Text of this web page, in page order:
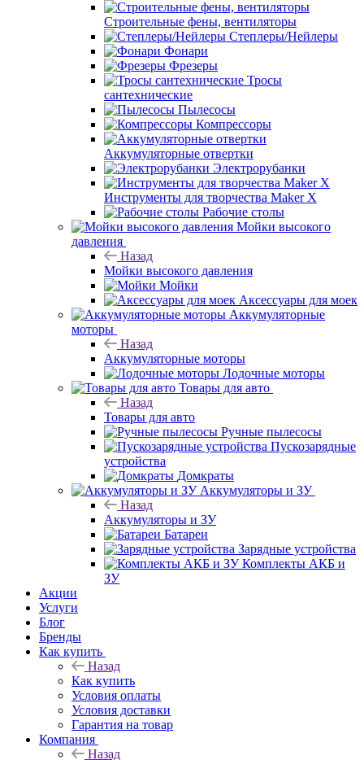
Строительные фены, вентиляторы
Степлеры/Нейлеры
Фонари
Фрезеры
Тросы
сантехнические
Пылесосы
Компрессоры
Аккумуляторные отвертки
Электрорубанки
Инструменты для творчества Maker X
Рабочие столы
Мойки высокого
давления
Назад
Мойки высокого давления
Мойки
Аксессуары для моек
Аккумуляторные
моторы
Назад
Аккумуляторные моторы
Лодочные моторы
Товары для авто
Назад
Товары для авто
Ручные пылесосы
Пускозарядные
устройства
Домкраты
Аккумуляторы и ЗУ
Назад
Аккумуляторы и ЗУ
Батареи
Зарядные устройства
Комплекты АКБ и
ЗУ
Акции
Услуги
Блог
Бренды
Как купить
Назад
Как купить
Условия оплаты
Условия доставки
Гарантия на товар
Компания
Назад